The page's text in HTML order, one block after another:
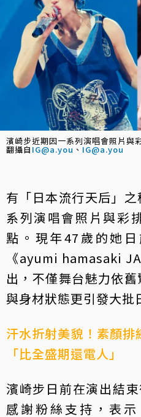
濱崎步近期因一系列演唱會照片與
翻攝自 IG@a.you 、 IG@a.you
有「日本流行天后」
系列演唱會照片與彩
點。現年47歲的她
《ayumi hamasaki
出，不僅舞台魅力依
與身材狀態更引發大批
汗水折射美貌！素顏
「比全盛期還電人」
濱崎步日前在演出結
感謝粉絲支持，表